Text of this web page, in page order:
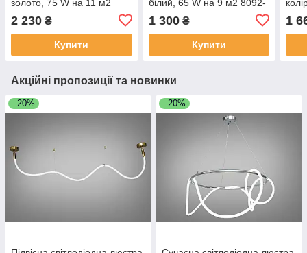
золото, 75 W на 11 м2
2 230 ₴
Купити
білий, 65 W на 9 м2 8092-
1 300₴
Купити
1
Акційні пропозиції та новинки
–20% –20%